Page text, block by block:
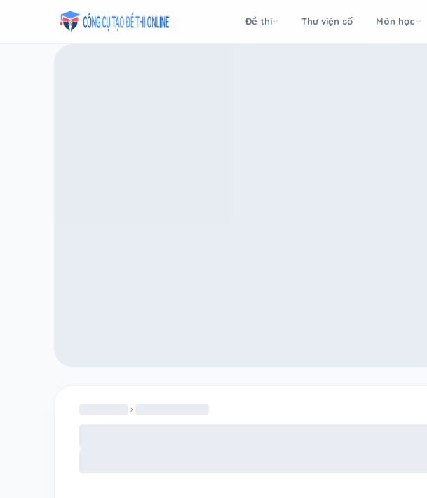
Đề thi Thư viện số Môn học
Taodethi.xyz - Tạo đề thi Online miễn phí